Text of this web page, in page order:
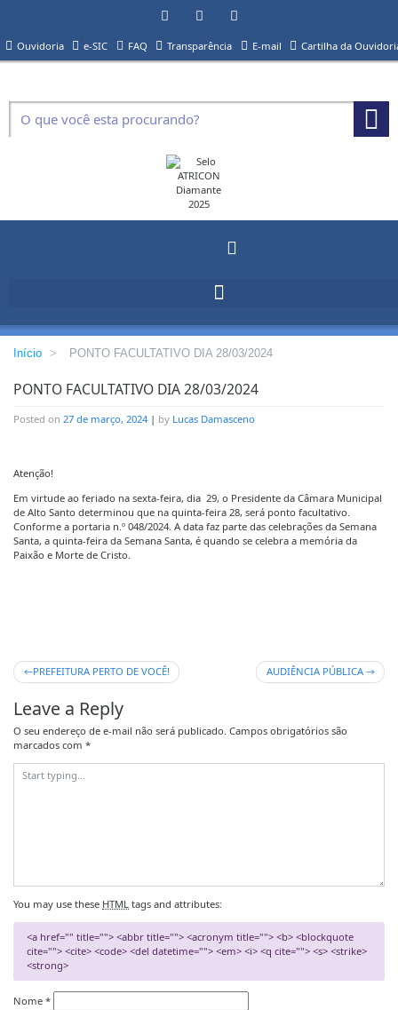
Ouvidoria e-SIC FAQ Transparência E-mail Cartilha da
Início > PONTO FACULTATIVO DIA 28/03/2024
PONTO FACULTATIVO DIA 28/03/2024
Posted on 27 de março, 2024| by Lucas Damasceno
Atenção!
Em virtude ao feriado na sexta-feira, dia 29, o Presidente da Câmara Municipal
de Alto Santo determinou que na quinta-feira 28, será ponto facultativo.
Conforme a portaria n.º 048/2024. A data faz parte das celebrações da Semana
Santa, a quinta-feira da Semana Santa, é quando se celebra a memória da
Paixão e Morte de Cristo.
PREFEITURA PERTO DE VOCÊ! AUDIÊNCIA PÚBLICA
Leave a Reply
O seu endereço de e-mail não será publicado. Campos obrigatórios são
marcados com *
You may use these HTML tags and attributes:
<a href="" title=""> <abbr title=""> <acronym title=""> <b> <blockquote
cite=""> <cite> <code> <del datetime=""> <em> <i> <q cite=""> <s> <strike>
<strong>
Nome *